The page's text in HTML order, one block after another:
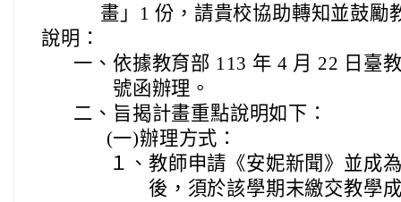
畫」1 份，請貴校協助轉知並鼓勵
說明：
一、 依據教育部 113 年 4 月 22 日臺
號函辦理。
二、 旨揭計畫重點說明如下：
(一)辦理方式：
１、 教師申請《安妮新聞》並成
後，須於該學期末繳交教學